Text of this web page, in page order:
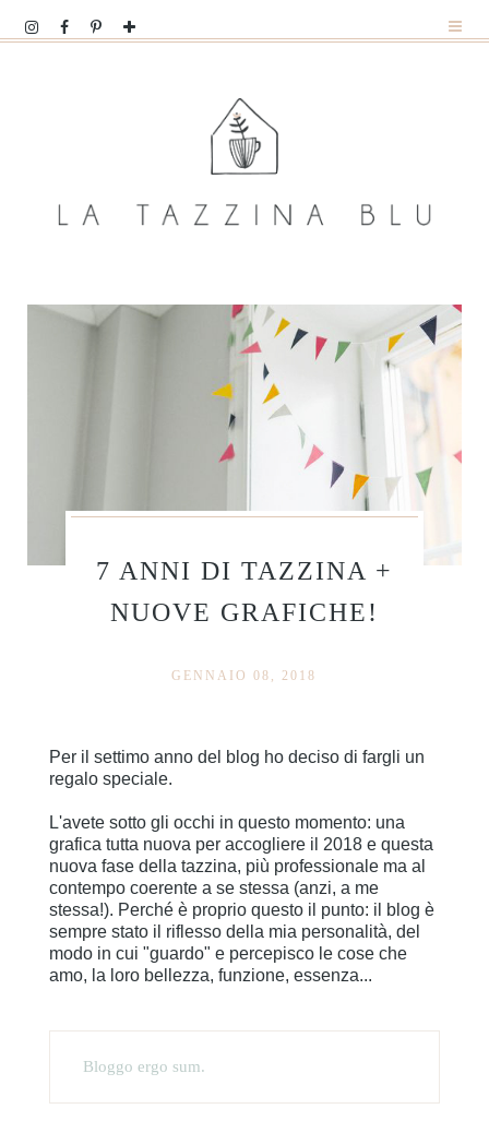
7 ANNI DI TAZZINA +
NUOVE GRAFICHE!
GENNAIO 08, 2018
Per il settimo anno del blog ho deciso di fargli un
regalo speciale.
L'avete sotto gli occhi in questo momento: una
grafica tutta nuova per accogliere il 2018 e questa
nuova fase della tazzina, più professionale ma al
contempo coerente a se stessa (anzi, a me
stessa!). Perché è proprio questo il punto: il blog è
sempre stato il riflesso della mia personalità, del
modo in cui "guardo" e percepisco le cose che
amo, la loro bellezza, funzione, essenza...
Bloggo ergo sum.